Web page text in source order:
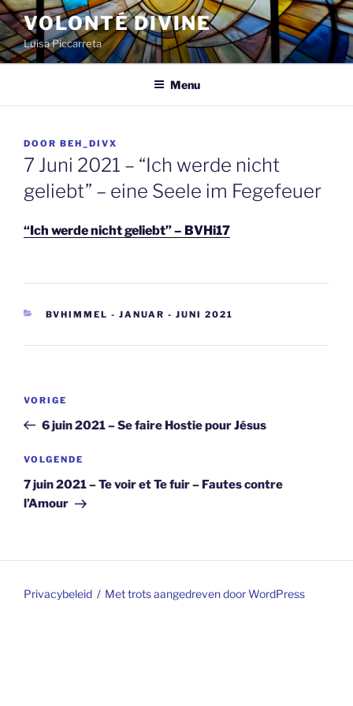
Spring
naar
de
inhoud
VOLONTÉ DIVINE
Luisa Piccarreta
Menu
GEPLAATST
OP
DOOR BEH_DIVX
7 Juni 2021 – “Ich werde nicht
geliebt” – eine Seele im Fegefeuer
“Ich werde nicht geliebt” – BVHi17
CATEGORIEËN
BVHIMMEL - JANUAR - JUNI 2021
Vorig
bericht
VORIGE
6 juin 2021 – Se faire Hostie pour Jésus
Volgend
bericht
VOLGENDE
7 juin 2021 – Te voir et Te fuir – Fautes contre
l’Amour
Privacybeleid Met trots aangedreven door WordPress